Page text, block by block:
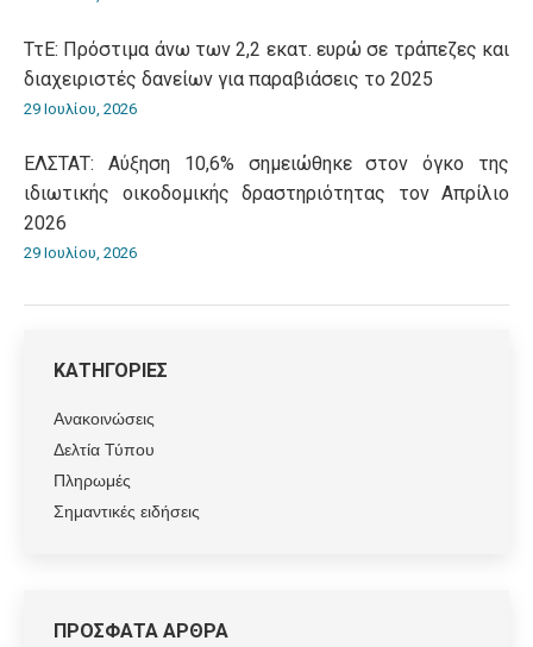
ΤτΕ: Πρόστιμα άνω των 2,2 εκατ. ευρώ σε τράπεζες και
διαχειριστές δανείων για παραβιάσεις το 2025
29 Ιουλίου, 2026
ΕΛΣΤΑΤ: Αύξηση 10,6% σημειώθηκε στον όγκο της
ιδιωτικής οικοδομικής δραστηριότητας τον Απρίλιο
2026
29 Ιουλίου, 2026
ΚΑΤΗΓΟΡΙΕΣ
Ανακοινώσεις
Δελτία Τύπου
Πληρωμές
Σημαντικές ειδήσεις
ΠΡΟΣΦΑΤΑ ΑΡΘΡΑ